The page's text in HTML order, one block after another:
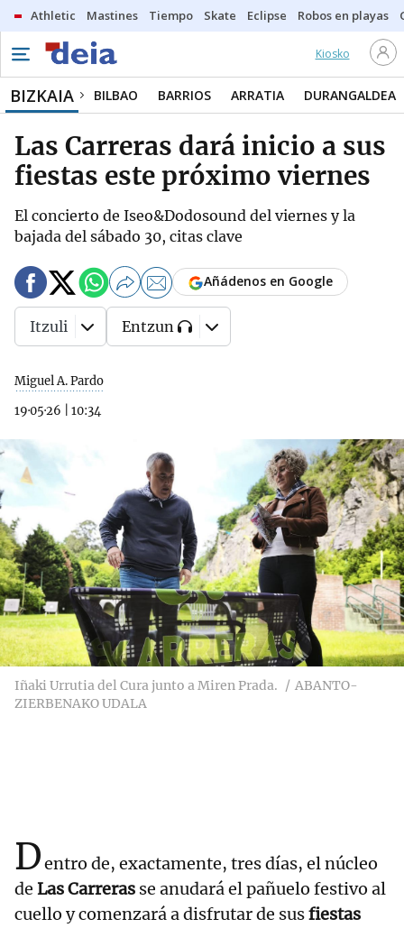
Athletic Mastines Tiempo Skate Eclipse Robos en playas
Kiosko
BIZKAIA BILBAO BARRIOS ARRATIA DURANGALDEA
Las Carreras dará inicio a sus
fiestas este próximo viernes
El concierto de Iseo&Dodosound del viernes y la
bajada del sábado 30, citas clave
Miguel A. Pardo
19·05·26
10:34
Añádenos en Google
Itzuli Entzun
Iñaki Urrutia del Cura junto a Miren Prada.
ABANTO-
ZIERBENAKO UDALA
Dentro de, exactamente, tres días, el núcleo
de Las Carreras se anudará el pañuelo festivo al
cuello y comenzará a disfrutar de susfiestas